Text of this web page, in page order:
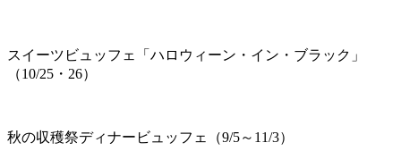
スイーツビュッフェ「ハロウィーン・イン・ブラック」
（10/25・26）
秋の収穫祭ディナービュッフェ（9/5～11/3）